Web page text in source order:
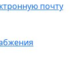
почту